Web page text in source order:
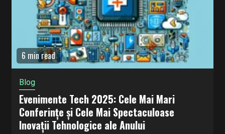
6 min read
Blog
Evenimente Tech 2025: Cele Mai Mari
Conferințe și Cele Mai Spectaculoase
Inovații Tehnologice ale Anului